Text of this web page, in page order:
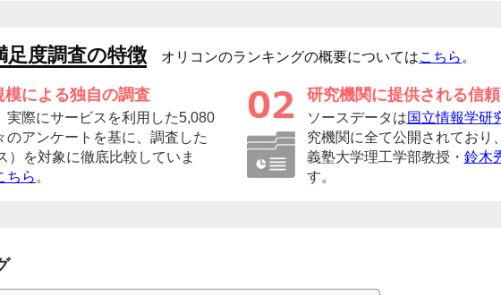
足度調査の特徴 オリコンのランキングの概要についてはこちら 。
模による独自の調査
実際にサービスを利用した5,080
のアンケートを基に、調査した
）を対象に徹底比較していま
ちら 。
研究機関に提供される信
ソースデータは国立情報学研
究機関に全て公開されており
義塾大学理工学部教授・ 鈴木
す。